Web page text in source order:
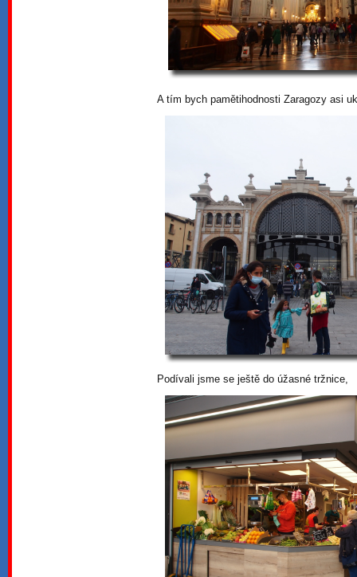
A tím bych pamětihodnosti Zaragozy asi
Podívali jsme se ještě do úžasné tržnice,